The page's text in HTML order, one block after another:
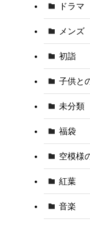
ドラマ
メンズ
初詣
子供と
未分類
福袋
空模様
紅葉
音楽